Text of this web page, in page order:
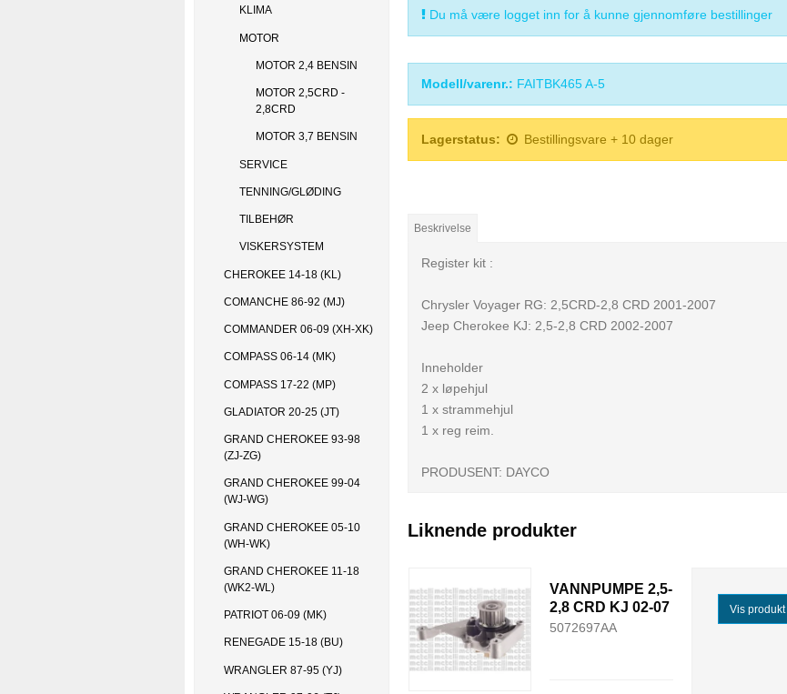
KLIMA
MOTOR
MOTOR 2,4 BENSIN
MOTOR 2,5CRD -
2,8CRD
MOTOR 3,7 BENSIN
SERVICE
TENNING/GLØDING
TILBEHØR
VISKERSYSTEM
CHEROKEE 14-18 (KL)
COMANCHE 86-92 (MJ)
COMMANDER 06-09 (XH-XK)
COMPASS 06-14 (MK)
COMPASS 17-22 (MP)
GLADIATOR 20-25 (JT)
GRAND CHEROKEE 93-98
(ZJ-ZG)
GRAND CHEROKEE 99-04
(WJ-WG)
GRAND CHEROKEE 05-10
(WH-WK)
GRAND CHEROKEE 11-18
(WK2-WL)
PATRIOT 06-09 (MK)
RENEGADE 15-18 (BU)
WRANGLER 87-95 (YJ)
Du må være logget inn for å kunne gjennomføre bestillinger
Modell/varenr.: FAITBK465 A-5
Lagerstatus: Bestillingsvare + 10 dager
Beskrivelse
Register kit :
Chrysler Voyager RG: 2,5CRD-2,8 CRD 2001-2007
Jeep Cherokee KJ: 2,5-2,8 CRD 2002-2007
Inneholder
2 x løpehjul
1 x strammehjul
1 x reg reim.
PRODUSENT: DAYCO
Liknende produkter
VANNPUMPE 2,5-
2,8 CRD KJ 02-07
5072697AA
Vis produkt